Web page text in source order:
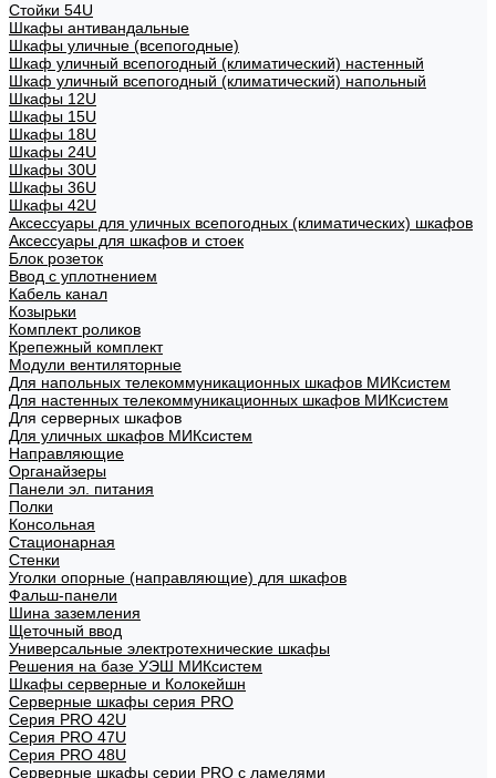
Стойки 54U
Шкафы антивандальные
Шкафы уличные (всепогодные)
Шкаф уличный всепогодный (климатический) настенный
Шкаф уличный всепогодный (климатический) напольный
Шкафы 12U
Шкафы 15U
Шкафы 18U
Шкафы 24U
Шкафы 30U
Шкафы 36U
Шкафы 42U
Аксессуары для уличных всепогодных (климатических) шкафов
Аксессуары для шкафов и стоек
Блок розеток
Ввод с уплотнением
Кабель канал
Козырьки
Комплект роликов
Крепежный комплект
Модули вентиляторные
Для напольных телекоммуникационных шкафов МИКсистем
Для настенных телекоммуникационных шкафов МИКсистем
Для серверных шкафов
Для уличных шкафов МИКсистем
Направляющие
Органайзеры
Панели эл. питания
Полки
Консольная
Стационарная
Стенки
Уголки опорные (направляющие) для шкафов
Фальш-панели
Шина заземления
Щеточный ввод
Универсальные электротехнические шкафы
Решения на базе УЭШ МИКсистем
Шкафы серверные и Колокейшн
Серверные шкафы серия PRO
Серия PRO 42U
Серия PRO 47U
Серия PRO 48U
Серверные шкафы серии PRO с ламелями